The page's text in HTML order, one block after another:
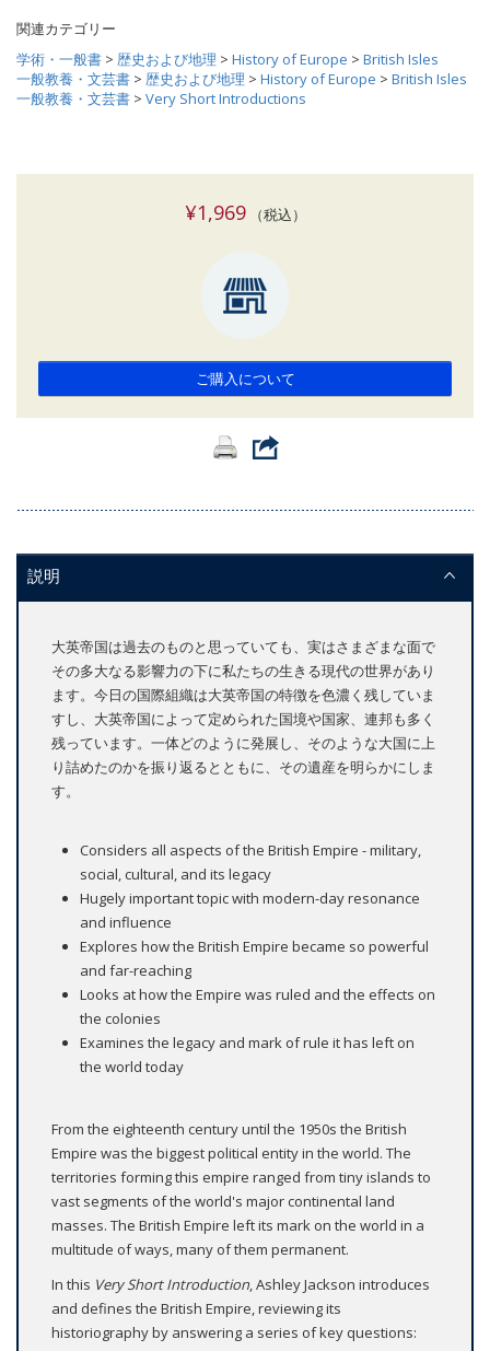
関連カテゴリー
学術・一般書 > 歴史および地理 > History of Europe > British Isles
一般教養・文芸書 > 歴史および地理 > History of Europe > British Isles
一般教養・文芸書 > Very Short Introductions
¥1,969（税込）
ご購入について
説明
大英帝国は過去のものと思っていても、実はさまざまな面で
その多大なる影響力の下に私たちの生きる現代の世界があり
ます。今日の国際組織は大英帝国の特徴を色濃く残していま
すし、大英帝国によって定められた国境や国家、連邦も多く
残っています。一体どのように発展し、そのような大国に上
り詰めたのかを振り返るとともに、その遺産を明らかにしま
す。
Considers all aspects of the British Empire - military,
social, cultural, and its legacy
Hugely important topic with modern-day resonance
and influence
Explores how the British Empire became so powerful
and far-reaching
Looks at how the Empire was ruled and the effects on
the colonies
Examines the legacy and mark of rule it has left on
the world today
From the eighteenth century until the 1950s the British
Empire was the biggest political entity in the world. The
territories forming this empire ranged from tiny islands to
vast segments of the world's major continental land
masses. The British Empire left its mark on the world in a
multitude of ways, many of them permanent.
In this Very Short Introduction, Ashley Jackson introduces
and defines the British Empire, reviewing its
historiography by answering a series of key questions: